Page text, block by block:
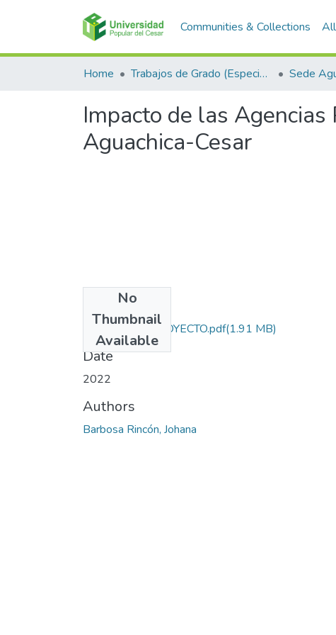
Communities & Collections
Home Trabajos de Grado (Especializaciones y Pregrados) Sede
Impacto de las
Aguachica-Cesar
No
Thumbnail
Available
FORMATO 3 PROYECTO.pdf(1.91 MB)
Date
2022
Authors
Barbosa Rincón, Johana